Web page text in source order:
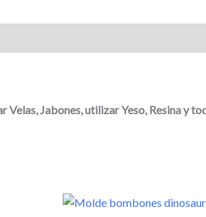
Jabones, utilizar Yeso, Resina y